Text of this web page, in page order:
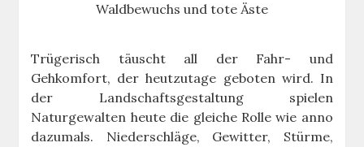
Waldbewuchs und tote Äste
Trügerisch täuscht all der Fahr- und
Gehkomfort, der heutzutage geboten wird. In
der Landschaftsgestaltung spielen
Naturgewalten heute die gleiche Rolle wie anno
dazumals. Niederschläge, Gewitter, Stürme,